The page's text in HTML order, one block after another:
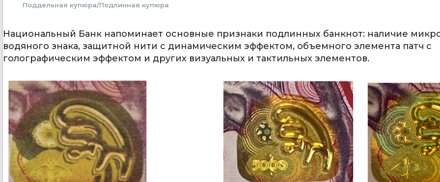
Поддельная купюра/Подлинная купюра
Национальный Банк напоминает основные признаки подлинных банкнот: наличие
водяного знака, защитной нити с динамическим эффектом, объемного элемента патч с
голографическим эффектом и других визуальных и тактильных элементов.